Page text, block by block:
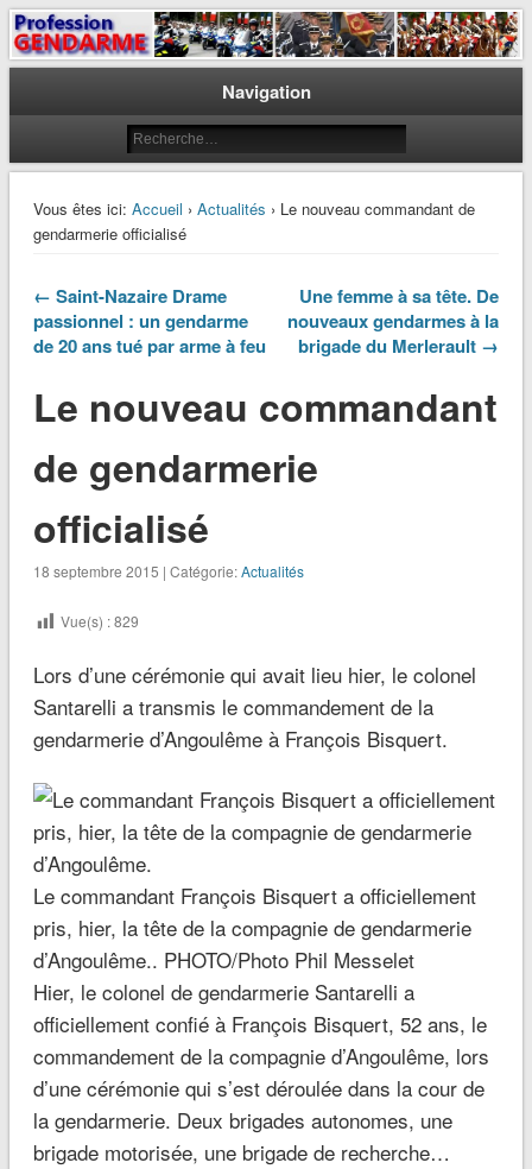
Profession Gendarme
Le journal des gendarmes
Navigation
Vous êtes ici: Accueil › Actualités › Le nouveau commandant de
gendarmerie officialisé
← Saint-Nazaire Drame
passionnel : un gendarme
de 20 ans tué par arme à feu
Une femme à sa tête. De
nouveaux gendarmes à la
brigade du Merlerault →
Le nouveau commandant
de gendarmerie
officialisé
18 septembre 2015 | Catégorie:Actualités
Vue(s) :829
Lors d’une cérémonie qui avait lieu hier, le colonel
Santarelli a transmis le commandement de la
gendarmerie d’Angoulême à François Bisquert.
Le commandant François Bisquert a officiellement
pris, hier, la tête de la compagnie de gendarmerie
d’Angoulême.. PHOTO/Photo Phil Messelet
Hier, le colonel de gendarmerie Santarelli a
officiellement confié à François Bisquert, 52 ans, le
commandement de la compagnie d’Angoulême, lors
d’une cérémonie qui s’est déroulée dans la cour de
la gendarmerie. Deux brigades autonomes, une
brigade motorisée, une brigade de recherche…